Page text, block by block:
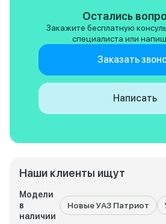
Наши клиенты ищут
Модели
в
наличии
Новые УАЗ Патриот
небольшим пробег 52 тысячи,
по проселкам - считай
половина. Расход по трассе 12-
13 литров, за пределом
асфальта чуть больше. Менял
ремень генератора и колодки —
планово, без сюрпризов. Я не
могу сказать, что это
идеальный автомобиль. Это
отличный внедорожник, такой
наверное, это главное.
Остались
Закажите бесплатную
специалиста или
Заказать
Написать